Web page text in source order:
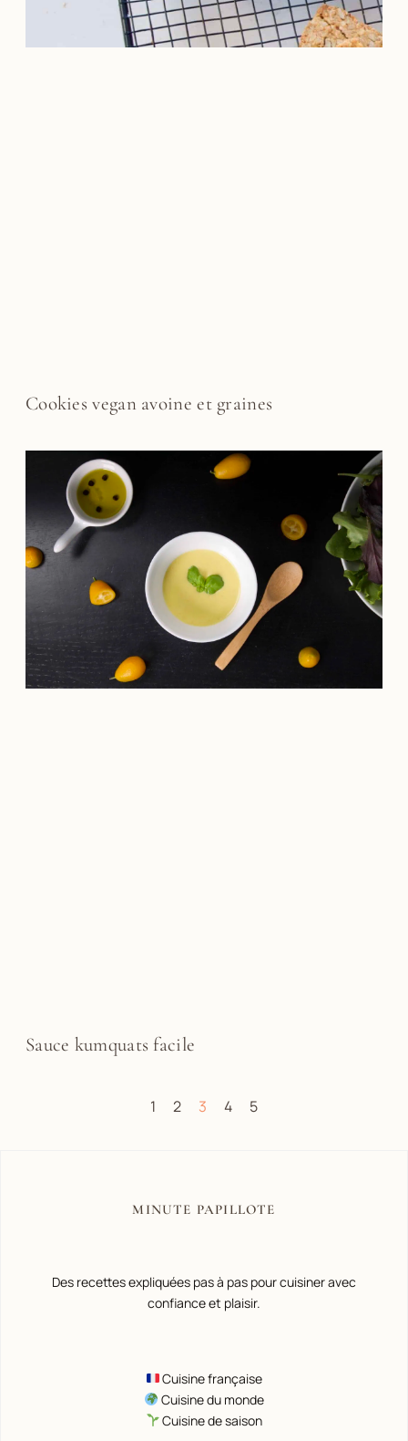
Cookies vegan avoine et graines
Sauce kumquats facile
1 2 3 4 5
MINUTE PAPILLOTE
Des recettes expliquées pas à pas pour cuisiner avec
confiance et plaisir.
Cuisine française
Cuisine du monde
Cuisine de saison